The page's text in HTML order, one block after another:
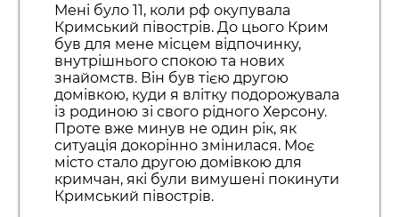
Мені було 11, коли рф окупувала
Кримський півострів. До цього Крим
був для мене місцем відпочинку,
внутрішнього спокою та нових
знайомств. Він був тією другою
домівкою, куди я влітку подорожувала
із родиною зі свого рідного Херсону.
Проте вже минув не один рік, як
ситуація докорінно змінилася. Моє
місто стало другою домівкою для
кримчан, які були вимушені покинути
Кримський півострів.